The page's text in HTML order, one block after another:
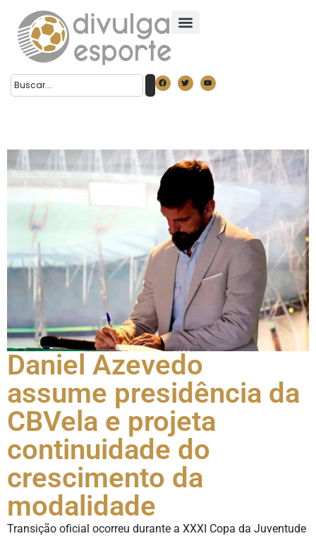
Daniel Azevedo
assume presidência da
CBVela e projeta
continuidade do
crescimento da
modalidade
Transição oficial ocorreu durante a XXXI Copa da Juventude